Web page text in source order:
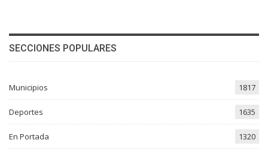
SECCIONES POPULARES
Municipios 1817
Deportes 1635
En Portada 1320